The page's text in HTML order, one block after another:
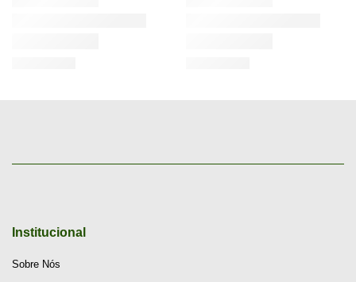
Institucional
Sobre Nós